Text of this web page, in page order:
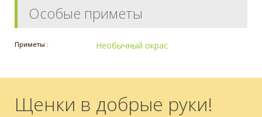
Особые приметы
Приметы : Необычный окрас
Щенки в добрые руки!